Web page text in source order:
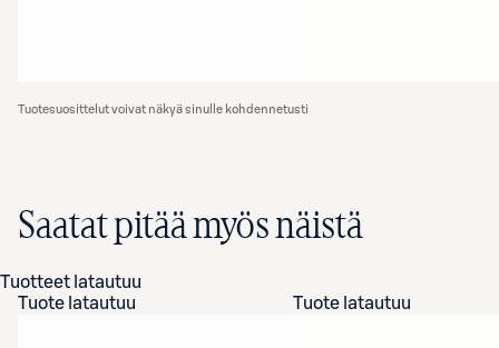
Tuotesuosittelut voivat näkyä sinulle kohdennetusti
Saatat pitää myös näistä
Tuotteet latautuu
Tuote latautuu
Tuote latautuu